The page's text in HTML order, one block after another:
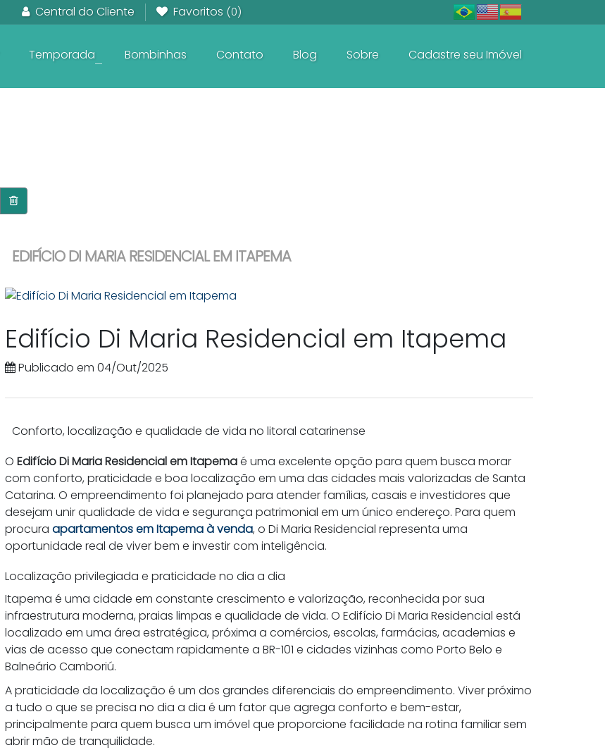
Central do Cliente Favoritos (0)
Cadastre seu Imóvel
Sobre
Blog
Contato
Bombinhas
Temporada
EDIFÍCIO DI MARIA RESIDENCIAL EM ITAPEMA
Edifício Di Maria Residencial em Itapema
Publicado em 04/Out/2025
Conforto, localização e qualidade de vida no litoral catarinense
O Edifício Di Maria Residencial em Itapemaé uma excelente opção para quem busca morar
com conforto, praticidade e boa localização em uma das cidades mais valorizadas de Santa
Catarina. O empreendimento foi planejado para atender famílias, casais e investidores que
desejam unir qualidade de vida e segurança patrimonial em um único endereço. Para quem
procura apartamentos em Itapema à venda, o Di Maria Residencial representa uma
oportunidade real de viver bem e investir com inteligência.
Localização privilegiada e praticidade no dia a dia
Itapema é uma cidade em constante crescimento e valorização, reconhecida por sua
infraestrutura moderna, praias limpas e qualidade de vida. O Edifício Di Maria Residencial está
localizado em uma área estratégica, próxima a comércios, escolas, farmácias, academias e
vias de acesso que conectam rapidamente a BR-101 e cidades vizinhas como Porto Belo e
Balneário Camboriú.
A praticidade da localização é um dos grandes diferenciais do empreendimento. Viver próximo
a tudo o que se precisa no dia a dia é um fator que agrega conforto e bem-estar,
principalmente para quem busca um imóvel que proporcione facilidade na rotina familiar sem
abrir mão de tranquilidade.